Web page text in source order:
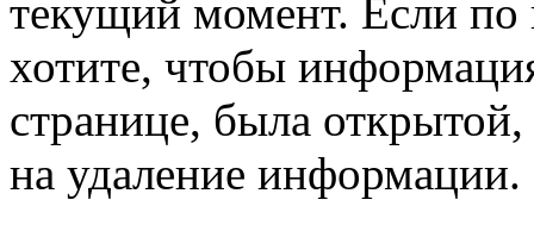
текущий момент. Если
хотите, чтобы
странице, была открытой,
на удаление информации.